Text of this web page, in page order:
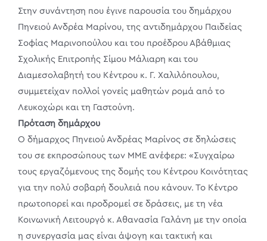
Στην συνάντηση που έγινε παρουσία του δημάρχου
Πηνειού Ανδρέα Μαρίνου, της αντιδημάρχου Παιδείας
Σοφίας Μαρινοπούλου και του προέδρου Αβάθμιας
Σχολικής Επιτροπής Σίμου Μάλιαρη και του
Διαμεσολαβητή του Κέντρου κ. Γ. Χαλιλόπουλου,
συμμετείχαν πολλοί γονείς μαθητών ρομά από το
Λευκοχώρι και τη Γαστούνη.
Πρόταση δημάρχου
Ο δήμαρχος Πηνειού Ανδρέας Μαρίνος σε δηλώσεις
του σε εκπροσώπους των ΜΜΕ ανέφερε: «Συγχαίρω
τους εργαζόμενους της δομής του Κέντρου Κοινότητας
για την πολύ σοβαρή δουλειά που κάνουν. Το Κέντρο
πρωτοπορεί και προδρομεί σε δράσεις, με τη νέα
Κοινωνική Λειτουργό κ. Αθανασία Γαλάνη με την οποία
η συνεργασία μας είναι άψογη και τακτική και